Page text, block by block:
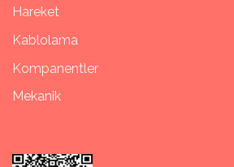
Hareket
Kablolama
Kompanentler
Mekanik